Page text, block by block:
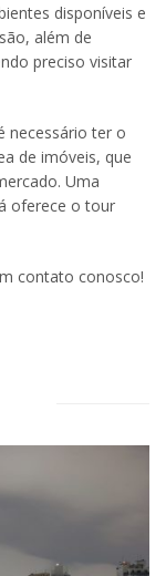
disponíveis e
além de
preciso visitar
necessário ter o
de imóveis, que
Uma
oferece o tour
contato conosco!